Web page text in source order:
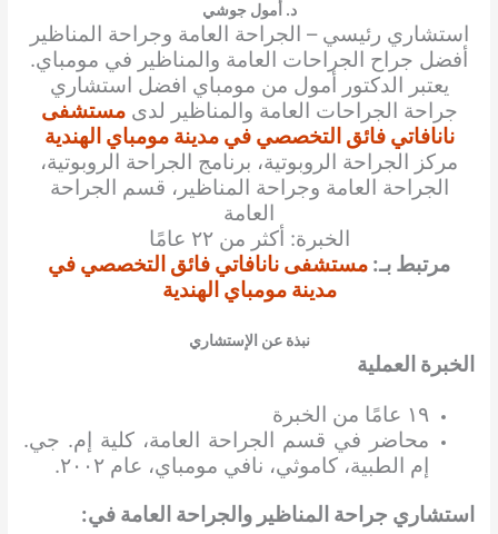
د. أمول جوشي
استشاري رئيسي – الجراحة العامة وجراحة المناظير
أفضل جراح الجراحات العامة والمناظير في مومباي.
يعتبر الدكتور أمول من مومباي افضل استشاري
جراحة الجراحات العامة والمناظير لدىمستشفى
نانافاتي فائق التخصصي في مدينة مومباي الهندية
مركز الجراحة الروبوتية، برنامج الجراحة الروبوتية،
الجراحة العامة وجراحة المناظير، قسم الجراحة
العامة
الخبرة: أكثر من ٢٢ عامًا
مرتبط بـ: مستشفى نانافاتي فائق التخصصي في
مدينة مومباي الهندية
نبذة عن الإستشاري
الخبرة العملية
١٩ عامًا من الخبرة
محاضر في قسم الجراحة العامة، كلية إم. جي.
إم الطبية، كاموثي، نافي مومباي، عام ٢٠٠٢.
استشاري جراحة المناظير والجراحة العامة في: